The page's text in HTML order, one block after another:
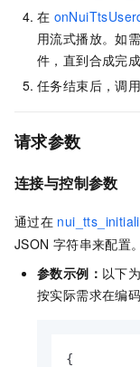
在
用流式播放。如
件，直到合成完成
任务结束后，调用
请求参数
连接与控制参数
通过在
JSON 字符串来配置。
参数示例： 以下
按实际需求在编
{